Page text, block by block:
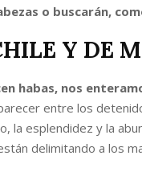
o buscarán,
Y DE
habas, nos
entre los
la esplendidez y la
delimitando a los